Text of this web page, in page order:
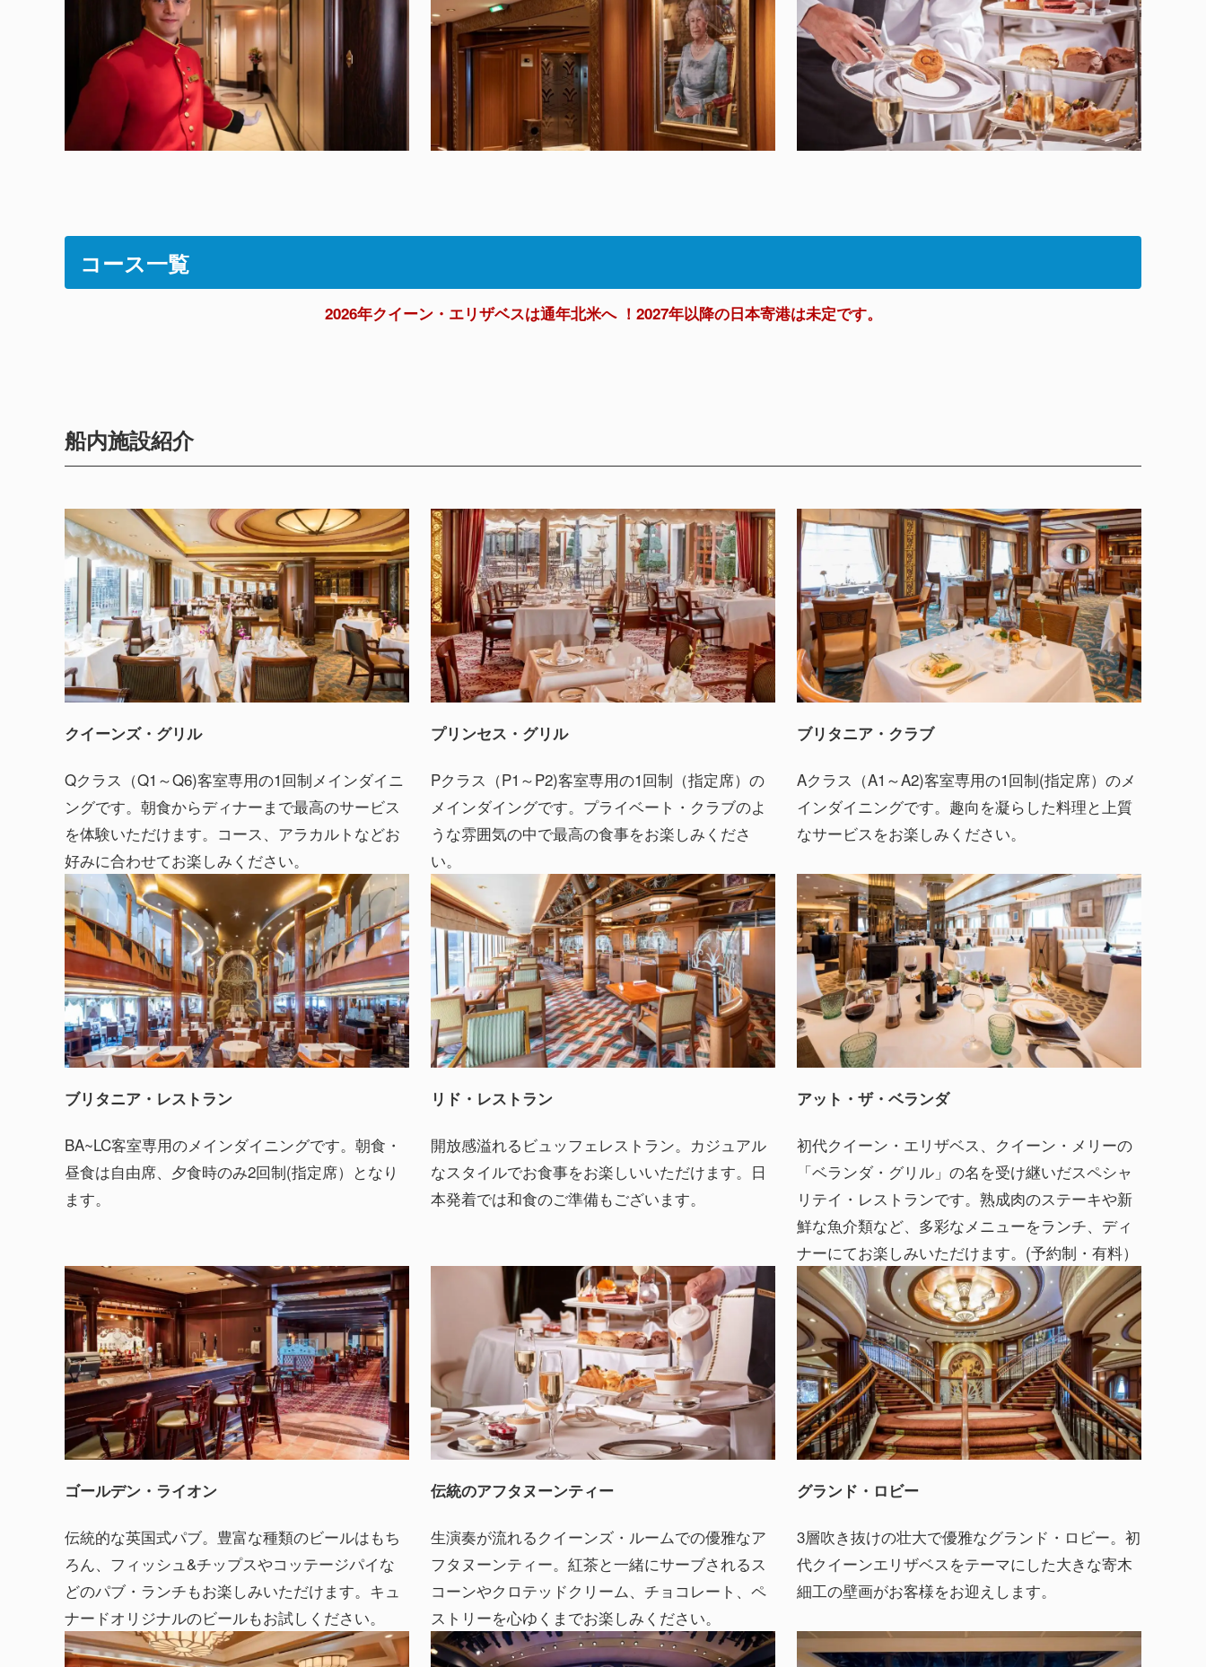
コース一覧
2026年クイーン・エリザベスは通年北米へ ！2027年以降の日本寄港は未定です。
船内施設紹介
クイーンズ・グリル
Qクラス（Q1～Q6)客室専用の1回制メインダイニ
ングです。朝食からディナーまで最高のサービス
を体験いただけます。コース、アラカルトなどお
好みに合わせてお楽しみください。
プリンセス・グリル
Pクラス（P1～P2)客室専用の1回制（指定席）の
メインダイングです。プライベート・クラブのよ
うな雰囲気の中で最高の食事をお楽しみくださ
い。
ブリタニア・クラブ
Aクラス（A1～A2)客室専用の1回制(指定席）のメ
インダイニングです。趣向を凝らした料理と上質
なサービスをお楽しみください。
ブリタニア・レストラン
BA~LC客室専用のメインダイニングです。朝食・
昼食は自由席、夕食時のみ2回制(指定席）となり
ます。
リド・レストラン
開放感溢れるビュッフェレストラン。カジュアル
なスタイルでお食事をお楽しいいただけます。日
本発着では和食のご準備もございます。
アット・ザ・ベランダ
初代クイーン・エリザベス、クイーン・メリーの
「ベランダ・グリル」の名を受け継いだスペシャ
リテイ・レストランです。熟成肉のステーキや新
鮮な魚介類など、多彩なメニューをランチ、ディ
ナーにてお楽しみいただけます。(予約制・有料）
ゴールデン・ライオン
伝統的な英国式パブ。豊富な種類のビールはもち
ろん、フィッシュ&チップスやコッテージパイな
どのパブ・ランチもお楽しみいただけます。キュ
ナードオリジナルのビールもお試しください。
伝統のアフタヌーンティー
生演奏が流れるクイーンズ・ルームでの優雅なア
フタヌーンティー。紅茶と一緒にサーブされるス
コーンやクロテッドクリーム、チョコレート、ペ
ストリーを心ゆくまでお楽しみください。
グランド・ロビー
3層吹き抜けの壮大で優雅なグランド・ロビー。初
代クイーンエリザベスをテーマにした大きな寄木
細工の壁画がお客様をお迎えします。